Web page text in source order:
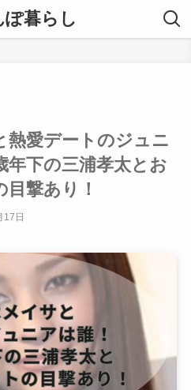
ぽ暮らし
熱愛デートのジュニ
年下の三浦孝太とお
撃あり！
17日